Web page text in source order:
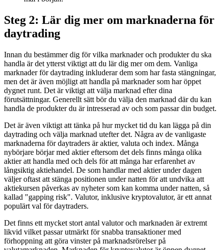
Steg 2: Lär dig mer om marknaderna för
daytrading
Innan du bestämmer dig för vilka marknader och produkter du ska
handla är det ytterst viktigt att du lär dig mer om dem. Vanliga
marknader för daytrading inkluderar dem som har fasta stängningar,
men det är även möjligt att handla på marknader som har öppet
dygnet runt. Det är viktigt att välja marknad efter dina
förutsättningar. Generellt sätt bör du välja den marknad där du kan
handla de produkter du är intresserad av och som passar din budget.
Det är även viktigt att tänka på hur mycket tid du kan lägga på din
daytrading och välja marknad utefter det. Några av de vanligaste
marknaderna för daytraders är aktier, valuta och index. Många
nybörjare börjar med aktier eftersom det dels finns många olika
aktier att handla med och dels för att många har erfarenhet av
långsiktig aktiehandel. De som handlar med aktier under dagen
väljer oftast att stänga positionen under natten för att undvika att
aktiekursen påverkas av nyheter som kan komma under natten, så
kallad "gapping risk". Valutor, inklusive kryptovalutor, är ett annat
populärt val för daytraders.
Det finns ett mycket stort antal valutor och marknaden är extremt
likvid vilket passar utmärkt för snabba transaktioner med
förhoppning att göra vinster på marknadsrörelser på